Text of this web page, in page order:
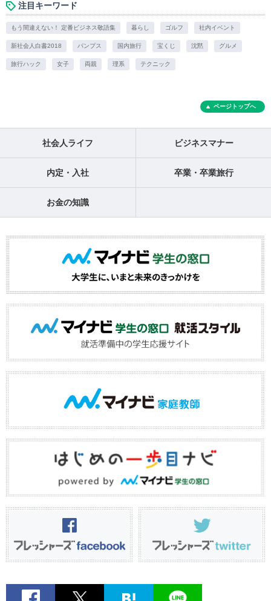
注目キーワード
もう間違えない！ 定番ビジネス敬語集 暮らし ゴルフ 社内イベント
新社会人白書2018 パンプス 国内旅行 宝くじ 沈黙 グルメ
旅行ハック 女子 両親 理系 テクニック
ページトップへ
社会人ライフ ビジネスマナー
内定・入社 卒業・卒業旅行
お金の知識